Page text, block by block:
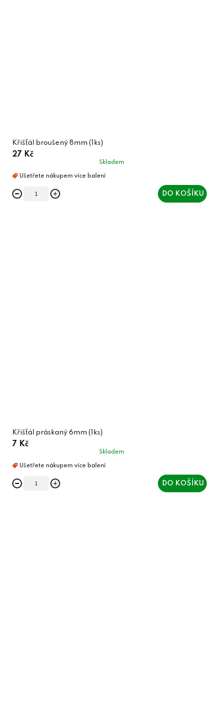
Křišťál broušený 8mm (1ks)
27 Kč
Skladem
DO KOŠÍKU
Křišťál práskaný 6mm (1ks)
7 Kč
Skladem
DO KOŠÍKU